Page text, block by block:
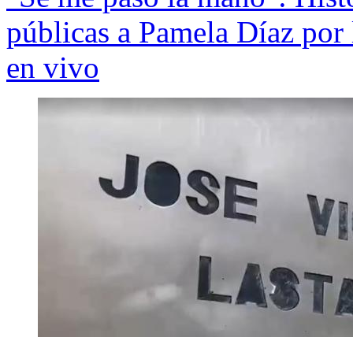
públicas a Pamela Díaz
en vivo